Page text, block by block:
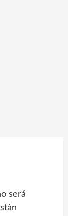
será